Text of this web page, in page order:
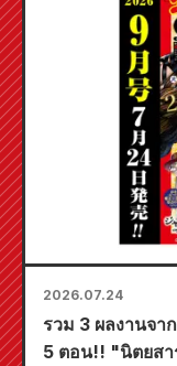
2026.07.24
รวม 3 ผลงานจา
5 ตอน!! "นิตยสา